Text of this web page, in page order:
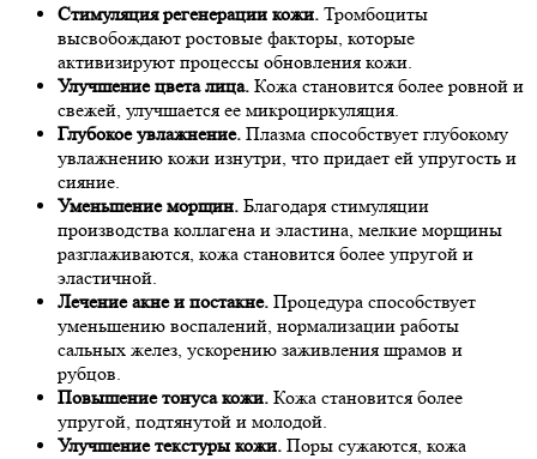
Стимуляция регенерации кожи. Тромбоциты
высвобождают ростовые факторы, которые
активизируют процессы обновления кожи.
Улучшение цвета лица. Кожа становится более ровной и
свежей, улучшается ее микроциркуляция.
Глубокое увлажнение. Плазма способствует глубокому
увлажнению кожи изнутри, что придает ей упругость и
сияние.
Уменьшение морщин. Благодаря стимуляции
производства коллагена и эластина, мелкие морщины
разглаживаются, кожа становится более упругой и
эластичной.
Лечение акне и постакне. Процедура способствует
уменьшению воспалений, нормализации работы
сальных желез, ускорению заживления шрамов и
рубцов.
Повышение тонуса кожи. Кожа становится более
упругой, подтянутой и молодой.
Улучшение текстуры кожи. Поры сужаются, кожа